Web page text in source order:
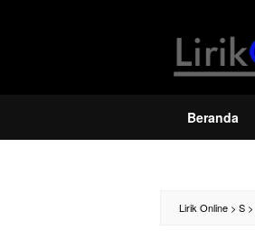
Beranda
Lirik Online > S >